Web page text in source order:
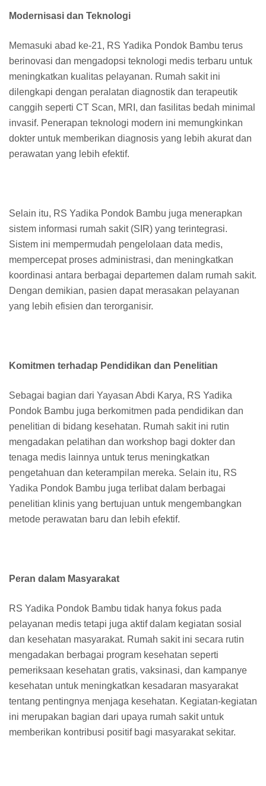
Modernisasi dan Teknologi
Memasuki abad ke-21, RS Yadika Pondok Bambu terus
berinovasi dan mengadopsi teknologi medis terbaru untuk
meningkatkan kualitas pelayanan. Rumah sakit ini
dilengkapi dengan peralatan diagnostik dan terapeutik
canggih seperti CT Scan, MRI, dan fasilitas bedah minimal
invasif. Penerapan teknologi modern ini memungkinkan
dokter untuk memberikan diagnosis yang lebih akurat dan
perawatan yang lebih efektif.
Selain itu, RS Yadika Pondok Bambu juga menerapkan
sistem informasi rumah sakit (SIR) yang terintegrasi.
Sistem ini mempermudah pengelolaan data medis,
mempercepat proses administrasi, dan meningkatkan
koordinasi antara berbagai departemen dalam rumah sakit.
Dengan demikian, pasien dapat merasakan pelayanan
yang lebih efisien dan terorganisir.
Komitmen terhadap Pendidikan dan Penelitian
Sebagai bagian dari Yayasan Abdi Karya, RS Yadika
Pondok Bambu juga berkomitmen pada pendidikan dan
penelitian di bidang kesehatan. Rumah sakit ini rutin
mengadakan pelatihan dan workshop bagi dokter dan
tenaga medis lainnya untuk terus meningkatkan
pengetahuan dan keterampilan mereka. Selain itu, RS
Yadika Pondok Bambu juga terlibat dalam berbagai
penelitian klinis yang bertujuan untuk mengembangkan
metode perawatan baru dan lebih efektif.
Peran dalam Masyarakat
RS Yadika Pondok Bambu tidak hanya fokus pada
pelayanan medis tetapi juga aktif dalam kegiatan sosial
dan kesehatan masyarakat. Rumah sakit ini secara rutin
mengadakan berbagai program kesehatan seperti
pemeriksaan kesehatan gratis, vaksinasi, dan kampanye
kesehatan untuk meningkatkan kesadaran masyarakat
tentang pentingnya menjaga kesehatan. Kegiatan-kegiatan
ini merupakan bagian dari upaya rumah sakit untuk
memberikan kontribusi positif bagi masyarakat sekitar.